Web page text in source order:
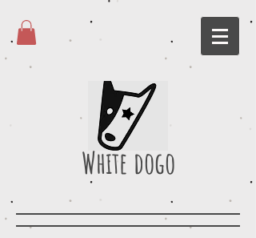
White dogo